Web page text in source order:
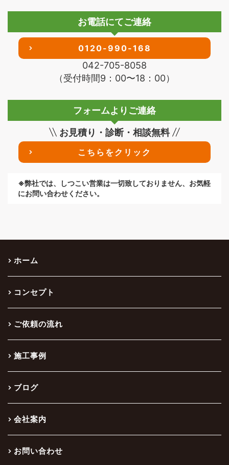
お電話にてご連絡
0120-990-168
042-705-8058
（受付時間9：00〜18：00）
フォームよりご連絡
お見積り・診断・相談無料
こちらをクリック
※弊社では、しつこい営業は一切致しておりません、お気軽
にお問い合わせください。
ホーム
コンセプト
ご依頼の流れ
施工事例
ブログ
会社案内
お問い合わせ